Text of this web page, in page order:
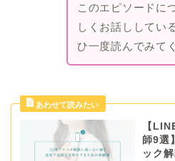
このエピソードに
しくお話ししてい
ひ一度読んでみて
【
師9選
ック